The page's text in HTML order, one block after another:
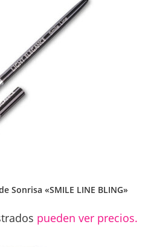
Sonrisa «SMILE LINE BLING»
pueden ver precios.